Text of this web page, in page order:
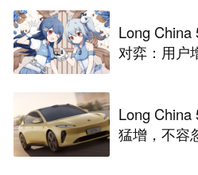
Long China
对弈：用户
Long China
猛增，不容